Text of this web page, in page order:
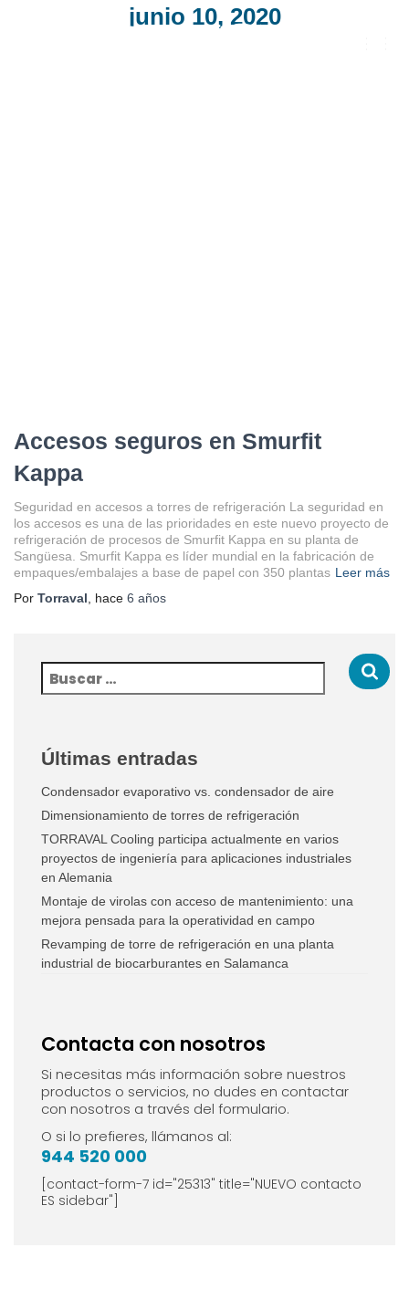
junio 10, 2020
Accesos seguros en Smurfit
Kappa
Seguridad en accesos a torres de refrigeración La seguridad en
los accesos es una de las prioridades en este nuevo proyecto de
refrigeración de procesos de Smurfit Kappa en su planta de
Sangüesa. Smurfit Kappa es líder mundial en la fabricación de
empaques/embalajes a base de papel con 350 plantas Leer más
Por Torraval , hace 6 años
Últimas entradas
Condensador evaporativo vs. condensador de aire
Dimensionamiento de torres de refrigeración
TORRAVAL Cooling participa actualmente en varios
proyectos de ingeniería para aplicaciones industriales
en Alemania
Montaje de virolas con acceso de mantenimiento: una
mejora pensada para la operatividad en campo
Revamping de torre de refrigeración en una planta
industrial de biocarburantes en Salamanca
Contacta con nosotros
Si necesitas más información sobre nuestros
productos o servicios, no dudes en contactar
con nosotros a través del formulario.
O si lo prefieres, llámanos al:
944 520 000
[contact-form-7 id="25313" title="NUEVO contacto
ES sidebar"]